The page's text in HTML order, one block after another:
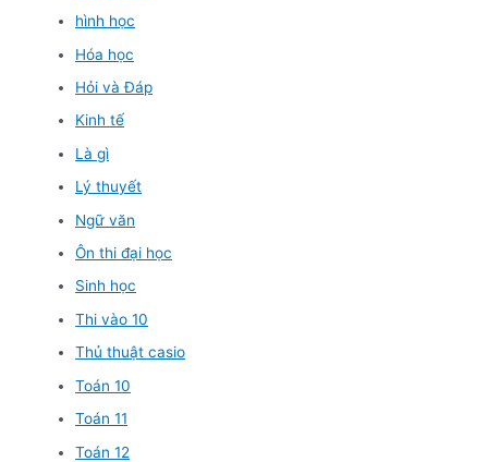
hình học
Hóa học
Hỏi và Đáp
Kinh tế
Là gì
Lý thuyết
Ngữ văn
Ôn thi đại học
Sinh học
Thi vào 10
Thủ thuật casio
Toán 10
Toán 11
Toán 12